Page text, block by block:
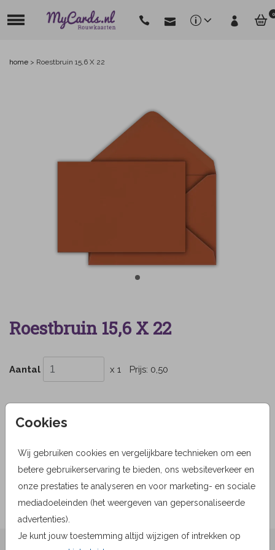
0
Cookies
Wij gebruiken cookies en vergelijkbare technieken om een
betere gebruikerservaring te bieden, ons websiteverkeer en
onze prestaties te analyseren en voor marketing- en sociale
mediadoeleinden (het weergeven van gepersonaliseerde
advertenties).
Je kunt jouw toestemming altijd wijzigen of intrekken op
home > Roestbruin 15,6 X 22
Roestbruin 15,6 X 22
Aantal x 1 Prijs: 0,50
roestbruin 15,6 x 22
Prijs: 0,50